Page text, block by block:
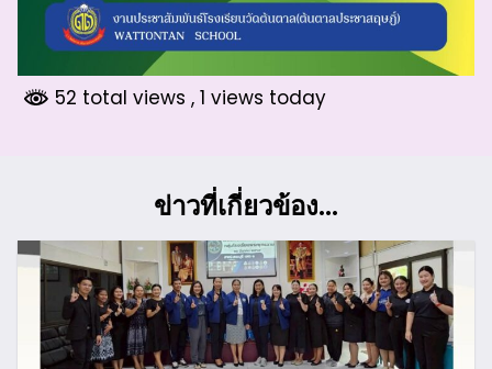
52 total views , 1 views today
ข่าวที่เกี่ยวข้อง...